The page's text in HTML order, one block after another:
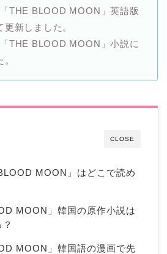
「THE BLOOD MOON」英語版
新しました。
「THE BLOOD MOON」小説に
CLOSE
MOON」はどこで読め
MOON」韓国の原作小説は
MOON」韓国語の漫画で先